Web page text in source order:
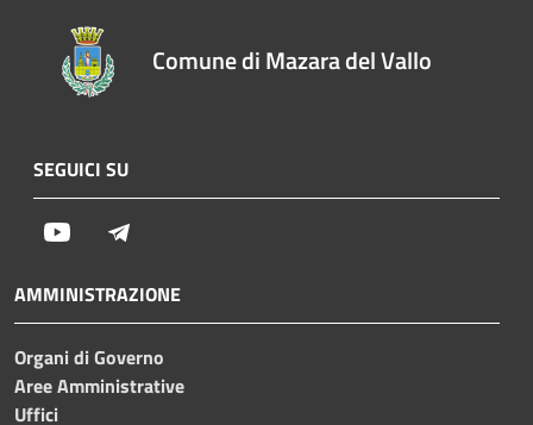
Comune di Mazara del Vallo
SEGUICI SU
Youtube
AMMINISTRAZIONE
Organi di Governo
Aree Amministrative
Uffici